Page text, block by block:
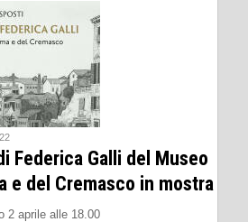
Federica Galli del Museo
e del Cremasco in mostra
2 aprile alle 18.00